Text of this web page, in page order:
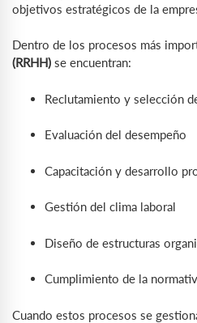
objetivos estratégicos de la
Dentro de los procesos más
(RRHH) se encuentran:
Reclutamiento y selección
Evaluación del desempeño
Capacitación y desarrollo
Gestión del clima laboral
Diseño de estructuras
Cumplimiento de la
Cuando estos procesos se